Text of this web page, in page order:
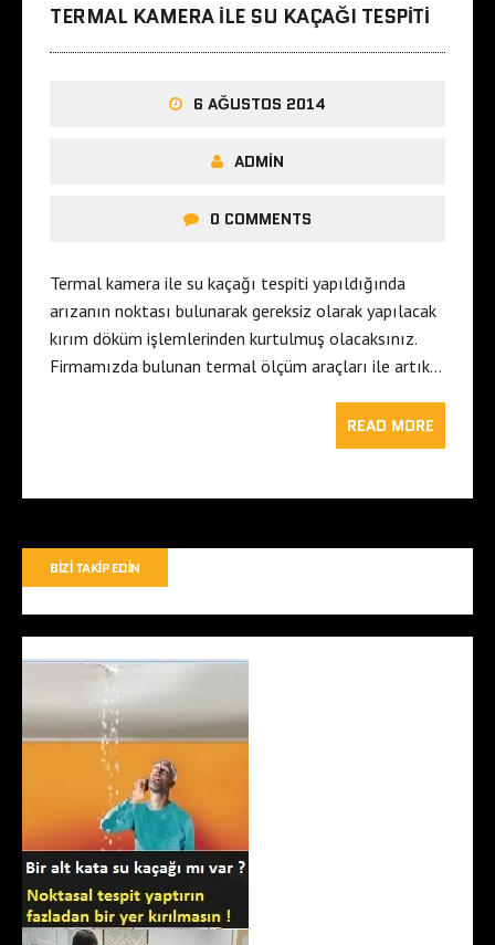
TERMAL KAMERA ILE SU KAÇAĞI TESPITI
6 AĞUSTOS 2014
ADMIN
0 COMMENTS
Termal kamera ile su kaçağı tespiti yapıldığında
arızanın noktası bulunarak gereksiz olarak yapılacak
kırım döküm işlemlerinden kurtulmuş olacaksınız.
Firmamızda bulunan termal ölçüm araçları ile artık…
READ MORE
BIZI TAKIP EDIN